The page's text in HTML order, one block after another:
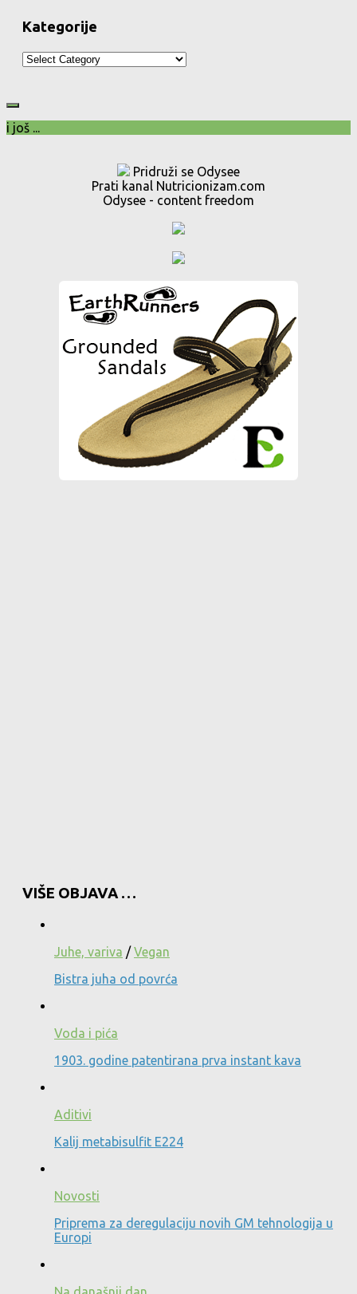
Kategorije
Kategorije
i još ...
Pridruži se Odysee
Prati kanal Nutricionizam.com
Odysee - content freedom
VIŠE OBJAVA …
Juhe, variva /Vegan
Bistra juha od povrća
Voda i pića
1903. godine patentirana prva instant kava
Aditivi
Kalij metabisulfit E224
Novosti
Priprema za deregulaciju novih GM tehnologija u
Europi